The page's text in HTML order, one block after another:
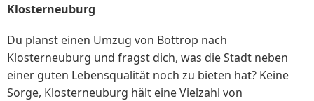
Klosterneuburg
Du planst einen Umzug von Bottrop nach
Klosterneuburg und fragst dich, was die Stadt neben
einer guten Lebensqualität noch zu bieten hat? Keine
Sorge, Klosterneuburg hält eine Vielzahl von